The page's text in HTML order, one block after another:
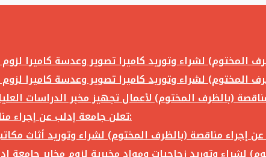
تعلن جامعة إدلب عن إجراء مناقصة (بالظرف المختوم) لشراء وتوريد ما يلي: